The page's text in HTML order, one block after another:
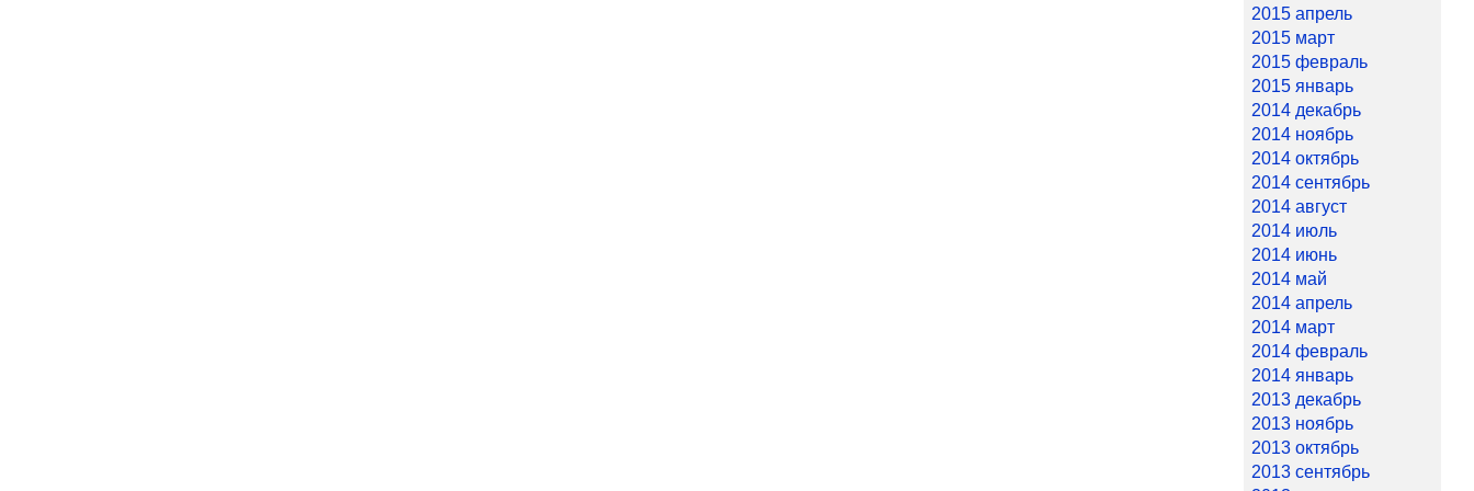
2015 апрель
2015 март
2015 февраль
2015 январь
2014 декабрь
2014 ноябрь
2014 октябрь
2014 сентябрь
2014 август
2014 июль
2014 июнь
2014 май
2014 апрель
2014 март
2014 февраль
2014 январь
2013 декабрь
2013 ноябрь
2013 октябрь
2013 сентябрь